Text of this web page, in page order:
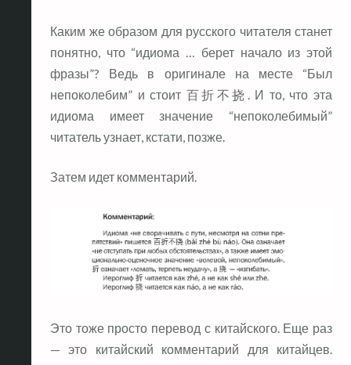
Каким же образом для русского читателя станет
понятно, что “идиома … берет начало из этой
фразы”? Ведь в оригинале на месте “Был
непоколебим” и стоит 百折不挠. И то, что эта
идиома имеет значение “непоколебимый”
читатель узнает, кстати, позже.
Затем идет комментарий.
Это тоже просто перевод с китайского. Еще раз
— это китайский комментарий для китайцев.